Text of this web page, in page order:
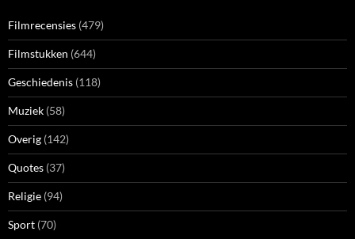
Filmrecensies (479)
Filmstukken (644)
Geschiedenis (118)
Muziek (58)
Overig (142)
Quotes (37)
Religie (94)
Sport (70)